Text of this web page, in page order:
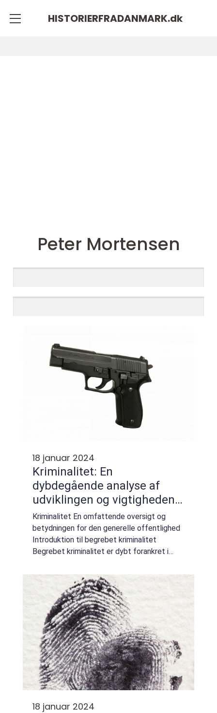
HISTORIERFRADANMARK.dk
Peter Mortensen
18 januar 2024
Kriminalitet: En
dybdegående analyse af
udviklingen og vigtigheden
af at forstå dette komplekse
emne
Kriminalitet En omfattende oversigt og
betydningen for den generelle offentlighed
Introduktion til begrebet kriminalitet
Begrebet kriminalitet er dybt forankret i
vores dagligdag. Det at forstå kriminalit...
18 januar 2024